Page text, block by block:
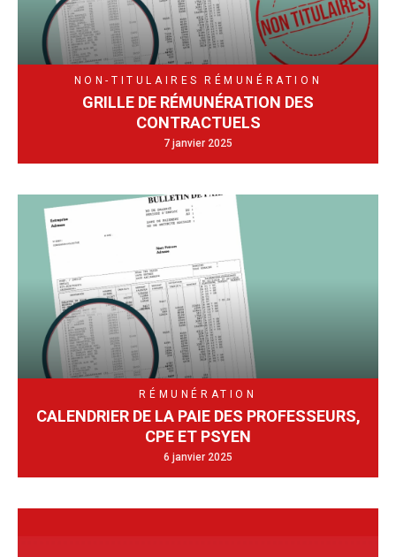
NON-TITULAIRES RÉMUNÉRATION
GRILLE DE RÉMUNÉRATION DES
CONTRACTUELS
7 janvier 2025
RÉMUNÉRATION
CALENDRIER DE LA PAIE DES PROFESSEURS,
CPE ET PSYEN
6 janvier 2025